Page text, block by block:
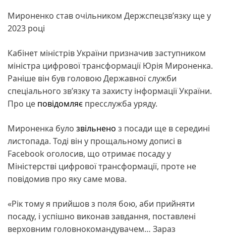
Мироненко став очільником Держспецзв’язку ще у
2023 році
Кабінет міністрів України призначив заступником
міністра цифрової трансформації Юрія Мироненка.
Раніше він був головою Державної служби
спеціального зв’язку та захисту інформації України.
Про це повідомляє пресслужба уряду.
Мироненка було звільнено з посади ще в середині
листопада. Тоді він у прощальному дописі в
Facebook оголосив, що отримає посаду у
Міністерстві цифрової трансформації, проте не
повідомив про яку саме мова.
«Рік тому я прийшов з поля бою, аби прийняти
посаду, і успішно виконав завдання, поставлені
верховним головнокомандувачем… Зараз